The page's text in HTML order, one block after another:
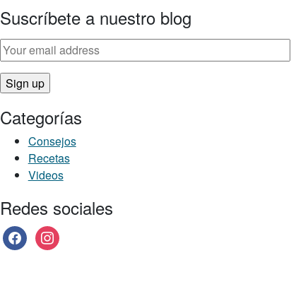
Suscríbete a nuestro blog
Categorías
Consejos
Recetas
Videos
Redes sociales
facebookinstagram